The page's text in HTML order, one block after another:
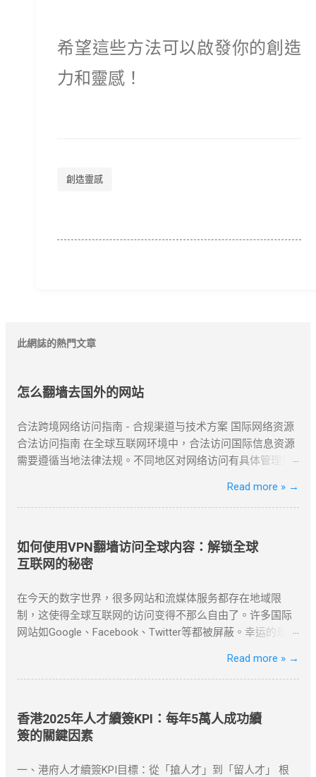
希望這些方法可以啟發你的創造
力和靈感！
創造靈感
此網誌的熱門文章
怎么翻墙去国外的网站
合法跨境网络访问指南 - 合规渠道与技术方案 国际网络资源
合法访问指南 在全球互联网环境中，合法访问国际信息资源
需要遵循当地法律法规。不同地区对网络访问有具体管理规
线服务、授权网络通道以及企业级VPN解决方案。 企业用户
可通过合规VPN服务建立国际网络连接，这些服务商持有国
跨境通信服务。 合法企业级VPN服务商 以下是经国家批准、
面向企业用户提供跨境网络服务的合规VPN提供商： 中国电
服务，通过MPLS VPN技术实现全球安全互联。 全球超过50
个节点覆盖 SLA服务等级保证 金融级加密传输 中国联通云联
网 提供跨境云连接服务，支持企业混合云架构，实现本地数
由优化 可视化运维管理 阿里云VPN网关 阿里云提供的企业
级VPN服务，支持IPSec VPN连接，实现本地数据中心与VPC
Read more » →
如何使用VPN翻墙访问全球内容：解锁全球
互联网的秘密
在今天的数字世界，很多网站和流媒体服务都存在地域限
制，这使得全球互联网的访问变得不那么自由了。许多国际
网站如Google、Facebook、Twitter等都被屏蔽。幸运的是，
理限制，畅享全球内容。 什么是VPN翻墙？ VPN翻墙指的是
使用VPN技术，通过改变用户的IP地址，来绕过网络审查和
你的上网数据，同时隐藏真实IP，使你能够以另一个地区的
身份访问互联网资源。 对于许多需要翻墙的用户，VPN是最
Netflix、YouTube等流媒体平台，VPN都提供了安全、可靠的
Read more » →
香港2025年人才續簽KPI：每年5萬人成功續
簽的關鍵因素
一、港府人才續簽KPI目標：從「搶人才」到「留人才」 根